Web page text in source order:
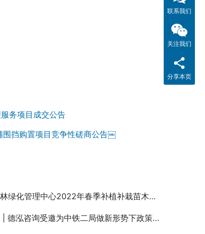
务项目成交公告
围挡购置项目竞争性磋商公告￼
管理中心2022年春季补植补栽苗木采购项目成交结果公告
咨询受邀为中铁二局做新形势下政策性资金谋划实操要点专题培训
联系我们
关注我们
分享本页